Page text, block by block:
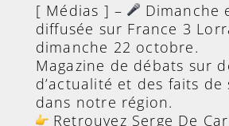
[ Médias ] –
Dimanche
diffusée sur France 3
dimanche 22 octobre.
Magazine de débats sur
d’actualité et des faits de
dans notre région.
Retrouvez Serge De